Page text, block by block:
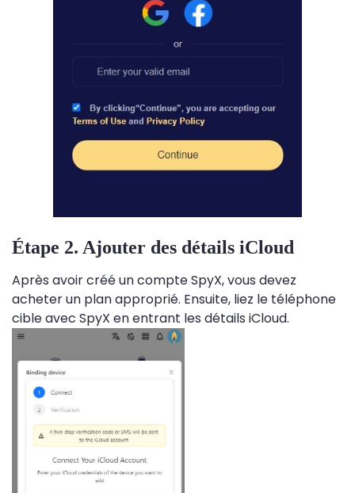
Étape 2. Ajouter des détails iCloud
Après avoir créé un compte SpyX, vous devez
acheter un plan approprié. Ensuite, liez le téléphone
cible avec SpyX en entrant les détails iCloud.